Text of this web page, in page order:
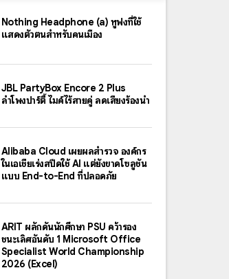
Nothing Headphone (a) หูฟังที่ใช้
แสดงตัวตนสำหรับคนเมือง
JBL PartyBox Encore 2 Plus
ลำโพงปาร์ตี้ ไมค์ไร้สายคู่ ลดเสียงร้องนำ
Alibaba Cloud เผยผลสำรวจ องค์กร
ในเอเชียเร่งสปีดใช้ AI แต่ยังขาดโซลูชัน
แบบ End-to-End ที่ปลอดภัย
ARIT ผลักดันนักศึกษา PSU คว้ารอง
ชนะเลิศอันดับ 1 Microsoft Office
Specialist World Championship
2026 (Excel)